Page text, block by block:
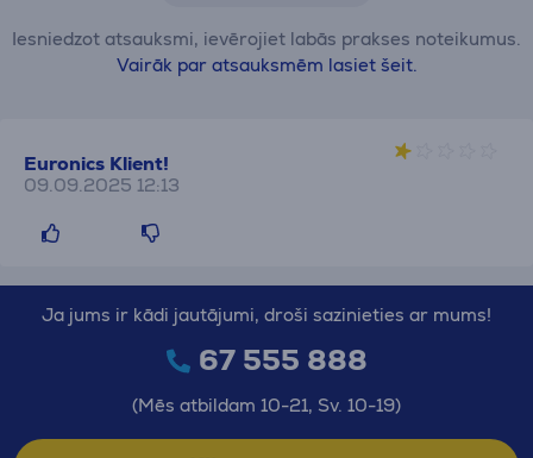
Iesniedzot atsauksmi, ievērojiet labās prakses noteikumus.
Vairāk par atsauksmēm lasiet šeit.
Euronics Klient!
09.09.2025 12:13
Ja jums ir kādi jautājumi, droši sazinieties ar mums!
67 555 888
(Mēs atbildam 10-21, Sv. 10-19)